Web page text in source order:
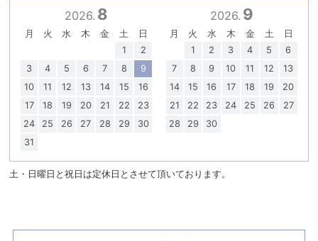
2026. 8
月 火 水 木 金 土
日
1
2
3
4 5 6 7 8
9
10
11 12 13 14 15
16
17
18 19 20 21 22
23
24
25 26 27 28 29
30
31
2026. 9
月 火 水 木 金 土
日
1
2 3 4 5
6
7
8 9 10 11 12
13
14
15 16 17 18 19
20
21
22 23 24 25 26
27
28
29 30
土・日曜日と祝日は定休日とさせて頂いております。